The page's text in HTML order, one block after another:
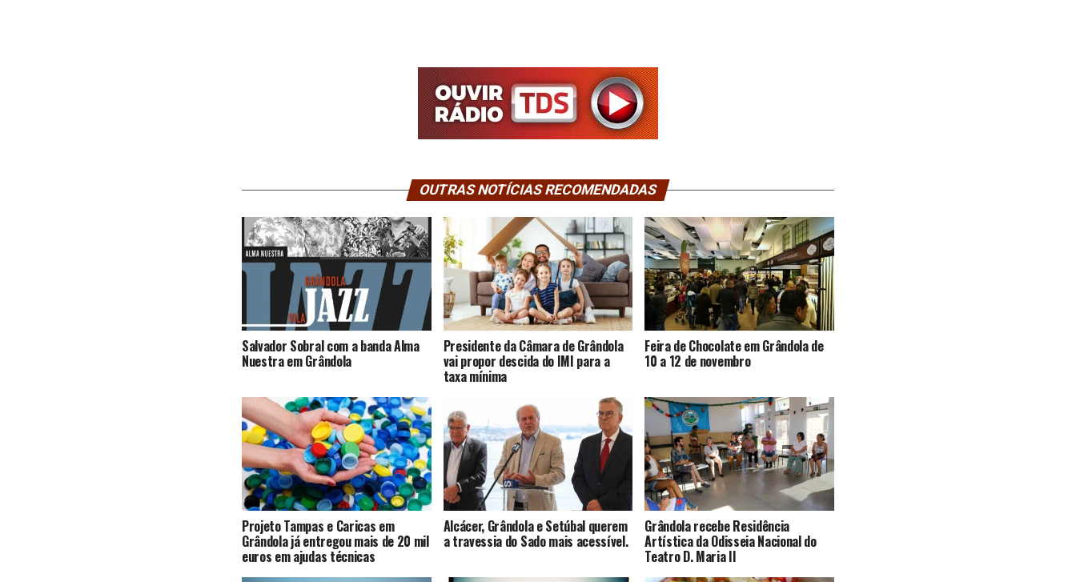
OUTRAS NOTÍCIAS RECOMENDADAS
Salvador Sobral com a banda Alma
Nuestra em Grândola
Presidente da Câmara de Grândola
vai propor descida do IMI para a
taxa mínima
Feira de Chocolate em Grândola de
10 a 12 de novembro
Projeto Tampas e Caricas em
Grândola já entregou mais de 20 mil
euros em ajudas técnicas
Alcácer, Grândola e Setúbal querem
a travessia do Sado mais acessível.
Grândola recebe Residência
Artística da Odisseia Nacional do
Teatro D. Maria II